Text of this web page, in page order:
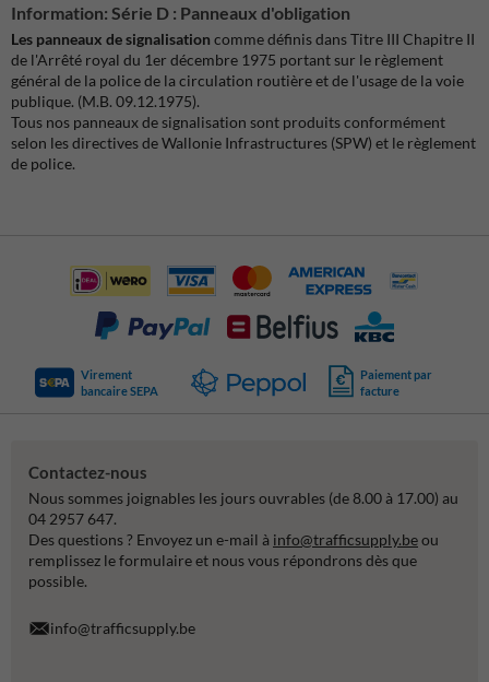
Information: Série D : Panneaux d'obligation
Les panneaux de signalisation comme définis dans Titre III Chapitre II
de l'Arrêté royal du 1er décembre 1975 portant sur le règlement
général de la police de la circulation routière et de l'usage de la voie
publique. (M.B. 09.12.1975).
Tous nos panneaux de signalisation sont produits conformément
selon les directives de Wallonie Infrastructures (SPW) et le règlement
de police.
Virement
bancaire SEPA
Paiement par
facture
Contactez-nous
Nous sommes joignables les jours ouvrables (de 8.00 à 17.00) au
04 2957 647.
Des questions ? Envoyez un e-mail à info@trafficsupply.beou
remplissez le formulaire et nous vous répondrons dès que
possible.
info@trafficsupply.be